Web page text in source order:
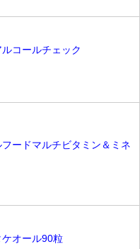
コールチェック
ードマルチビタミン＆ミネ
ケオール90粒